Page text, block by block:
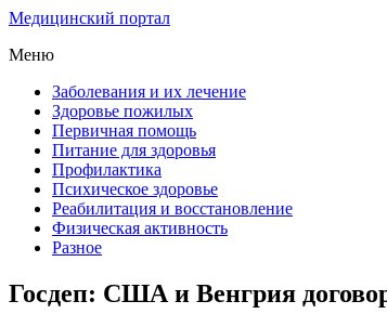
Медицинский портал
Меню
Заболевания и их лечение
Здоровье пожилых
Первичная помощь
Питание для здоровья
Профилактика
Психическое здоровье
Реабилитация и восстановление
Физическая активность
Разное
Госдеп: США и Венгрия